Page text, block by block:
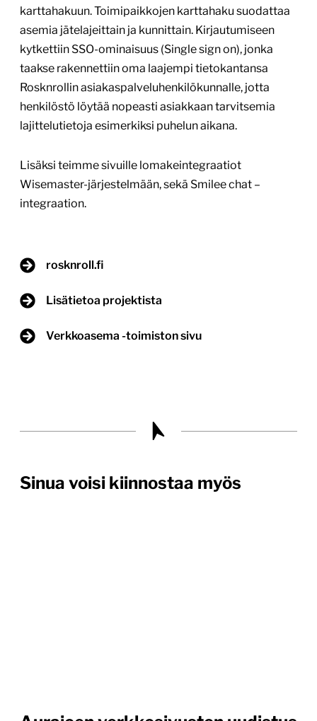
karttahakuun. Toimipaikkojen karttahaku suodattaa
asemia jätelajeittain ja kunnittain. Kirjautumiseen
kytkettiin SSO-ominaisuus (Single sign on), jonka
taakse rakennettiin oma laajempi tietokantansa
Rosknrollin asiakaspalveluhenkilökunnalle, jotta
henkilöstö löytää nopeasti asiakkaan tarvitsemia
lajittelutietoja esimerkiksi puhelun aikana.
Lisäksi teimme sivuille lomakeintegraatiot
Wisemaster-järjestelmään, sekä Smilee chat –
integraation.
rosknroll.fi
Lisätietoa projektista
Verkkoasema -toimiston sivu
Sinua voisi kiinnostaa myös